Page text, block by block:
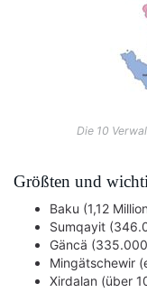
Die 10
Größten und
Baku (1,12
Sumqayit
Gäncä
Mingätschewir
Xirdalan (über